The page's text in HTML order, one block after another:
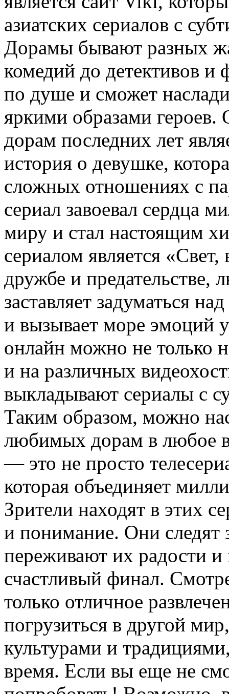
азиатских сериалов с
Дорамы бывают разных
комедий до детективов и
по душе и сможет
яркими образами
дорам последних лет
история о девушке,
сложных отношениях с
сериал завоевал сердца
миру и стал настоящим
сериалом является
дружбе и предательстве,
заставляет задуматься
и вызывает море эмоций
онлайн можно не только
и на различных
выкладывают сериалы с
Таким образом, можно
любимых дорам в любое
— это не просто
которая объединяет
Зрители находят в этих
и понимание. Они следят
переживают их радости и
счастливый финал.
только отличное
погрузиться в другой
культурами и
время. Если вы еще не